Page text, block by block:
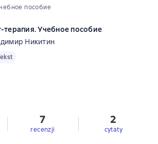
пособие
терапия. Учебное пособие
Никитин
7
recenzji
2
cytaty